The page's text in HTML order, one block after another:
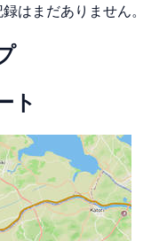
はまだありません。
ト